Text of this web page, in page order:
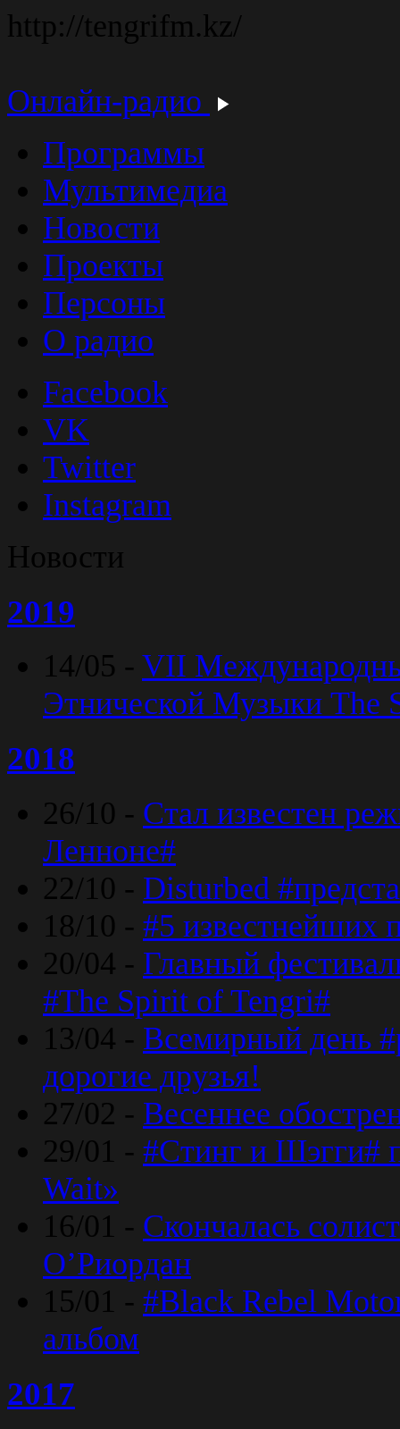
http://tengrifm.kz/
Онлайн-радио
Программы
Мультимедиа
Новости
Проекты
Персоны
О радио
Facebook
VK
Twitter
Instagram
Новости
2019
14/05 - VII
Этнической Музыки The
2018
26/10 - Стал известен
Ленноне#
22/10 - Disturbed
18/10 - #5 известнейших
20/04 - Главный
#The Spirit of Tengri#
13/04 - Всемирный день
дорогие друзья!
27/02 - Весеннее
29/01 - #Стинг и Шэгги#
Wait»
16/01 - Скончалась
O’Риордан
15/01 - #Black Rebel
альбом
2017